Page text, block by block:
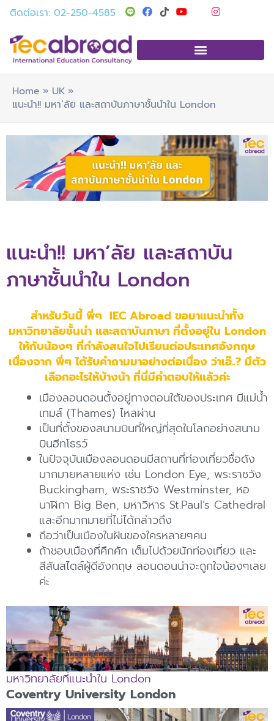
Skip
content
ติดต่อเรา: 02-250-4585 T
i
t
k
Y
o
t
b
I
n
t
g
Home
UK
แนะนำ!! มหา’ลัย และสถาบันภาษาชั้นนำใน London
แนะนำ!! มหา’ลัย และสถาบัน
ภาษาชั้นนำใน London
สำหรับวันนี้ พี่ๆ IEC Abroad ขอมาแนะนำทั้ง
มหาวิทยาลัยชั้นนำ และสถาบันภาษา ที่ตั้งอยู่ใน London
ให้กับน้องๆ ที่กำลังสนใจไปเรียนต่อประเทศอังกฤษ
เนื่องจาก พี่ๆ ได้รับคำถามมาอย่างต่อเนื่อง ว่าเอ๊..? มีตัว
เลือกอะไรให้บ้างน้า ที่นี่มีคำตอบให้แล้วค่ะ
เมืองลอนดอนตั้งอยู่ทางตอนใต้ของประเทศ มีแม่น้ำ
เทมส์ (Thames) ไหลผ่าน
เป็นที่ตั้งของสนามบินที่ใหญ่ที่สุดในโลกอย่างสนาม
บินฮีทโธรว์
ในปัจจุบันเมืองลอนดอนมีสถานที่ท่องเที่ยวชื่อดัง
มากมายหลายแห่ง เช่น London Eye, พระราชวัง
Buckingham, พระราชวัง Westminster, หอ
นาฬิกา Big Ben, มหาวิหาร St.Paul’s Cathedral
และอีกมากมายที่ไม่ได้กล่าวถึง
ถือว่าเป็นเมืองในฝันของใครหลายๆคน
ถ้าชอบเมืองที่คึกคัก เต็มไปด้วยนักท่องเที่ยว และ
สีสันสไตล์ผู้ดีอังกฤษ ลอนดอนน่าจะถูกใจน้องๆเลย
ค่ะ
มหาวิทยาลัยที่แนะนำใน London
Coventry University London